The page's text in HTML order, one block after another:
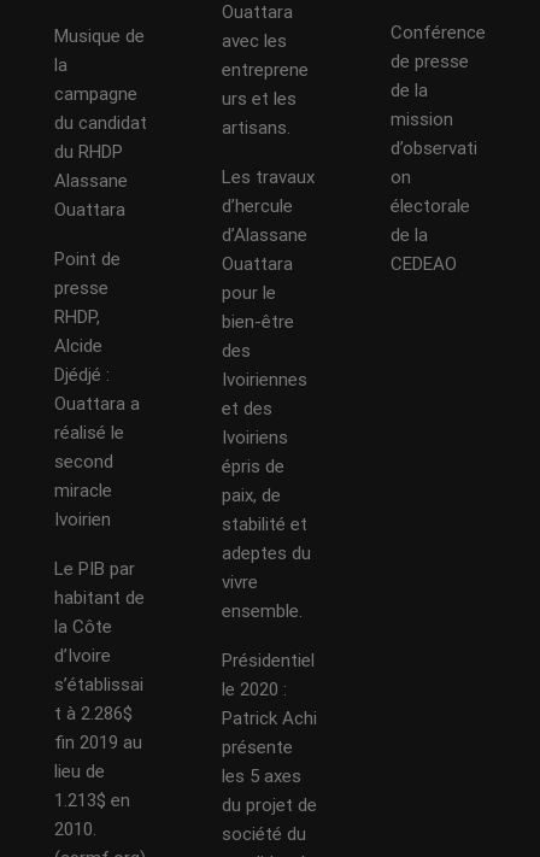
Musique de
la
campagne
du candidat
du RHDP
Alassane
Ouattara
Point de
presse
RHDP,
Alcide
Djédjé :
Ouattara a
réalisé le
second
miracle
Ivoirien
Le PIB par
habitant de
la Côte
d’Ivoire
s’établissai
t à 2.286$
fin 2019 au
lieu de
1.213$ en
2010.
Ouattara
avec les
entreprene
urs et les
artisans.
Les travaux
d’hercule
d’Alassane
Ouattara
pour le
bien-être
des
Ivoiriennes
et des
Ivoiriens
épris de
paix, de
stabilité et
adeptes du
vivre
ensemble.
Présidentiel
le 2020 :
Patrick Achi
présente
les 5 axes
du projet de
société du
Conférence
de presse
de la
mission
d’observati
on
électorale
de la
CEDEAO